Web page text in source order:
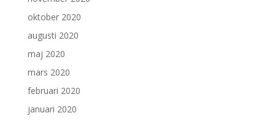
oktober 2020
augusti 2020
maj 2020
mars 2020
februari 2020
januari 2020